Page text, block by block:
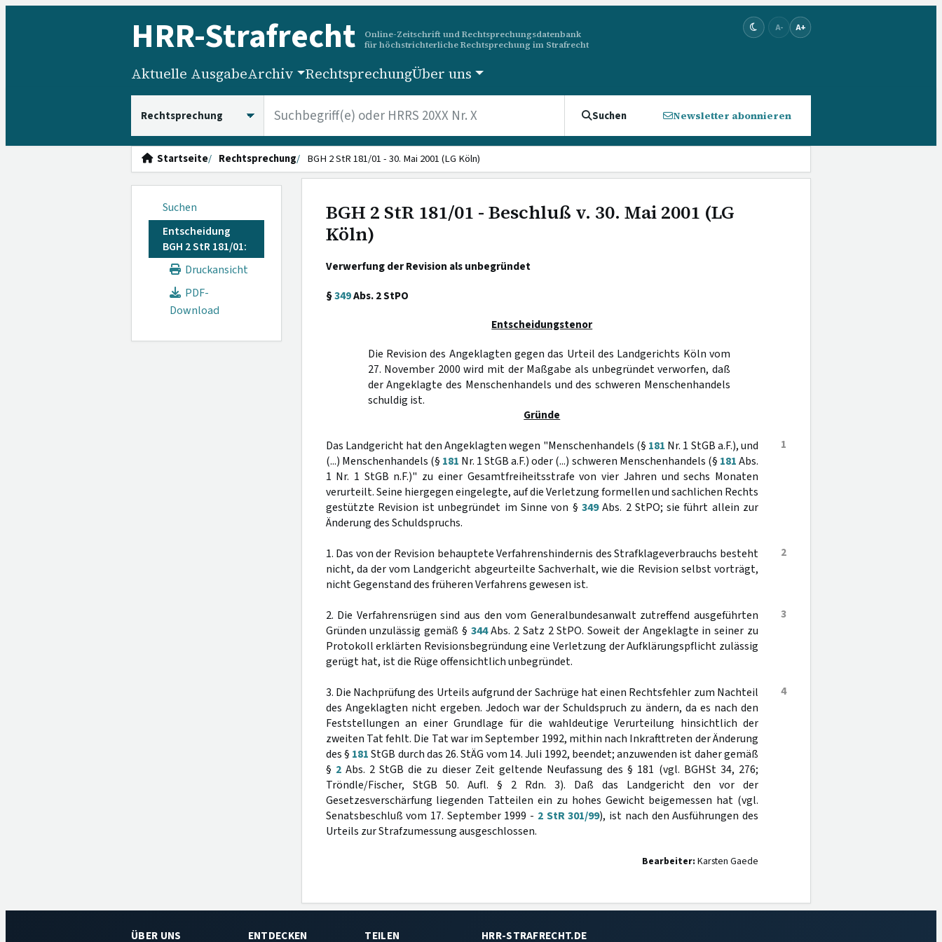
HRR-Strafrecht
Online-Zeitschrift und Rechtsprechungsdatenbank
für höchstrichterliche Rechtsprechung im Strafrecht
A- A+
Aktuelle AusgabeArchiv RechtsprechungÜber uns
Suchen Newsletter abonnieren
Startseite Rechtsprechung BGH 2 StR 181/01 - 30. Mai 2001 (LG Köln)
Suchen
Entscheidung
BGH 2 StR 181/01:
Druckansicht
PDF-
Download
BGH 2 StR 181/01 - Beschluß v. 30. Mai 2001 (LG
Köln)
Verwerfung der Revision als unbegründet
§349Abs. 2 StPO
Entscheidungstenor
Die Revision des Angeklagten gegen das Urteil des Landgerichts Köln vom
27. November 2000 wird mit der Maßgabe als unbegründet verworfen, daß
der Angeklagte des Menschenhandels und des schweren Menschenhandels
schuldig ist.
Gründe
1
Das Landgericht hat den Angeklagten wegen "Menschenhandels (§ 181 Nr. 1 StGB a.F.), und
(...) Menschenhandels (§ 181 Nr. 1 StGB a.F.) oder (...) schweren Menschenhandels (§ 181Abs.
1 Nr. 1 StGB n.F.)" zu einer Gesamtfreiheitsstrafe von vier Jahren und sechs Monaten
verurteilt. Seine hiergegen eingelegte, auf die Verletzung formellen und sachlichen Rechts
gestützte Revision ist unbegründet im Sinne von § 349Abs. 2 StPO; sie führt allein zur
Änderung des Schuldspruchs.
2
1. Das von der Revision behauptete Verfahrenshindernis des Strafklageverbrauchs besteht
nicht, da der vom Landgericht abgeurteilte Sachverhalt, wie die Revision selbst vorträgt,
nicht Gegenstand des früheren Verfahrens gewesen ist.
3
2. Die Verfahrensrügen sind aus den vom Generalbundesanwalt zutreffend ausgeführten
Gründen unzulässig gemäß § 344Abs. 2 Satz 2 StPO. Soweit der Angeklagte in seiner zu
Protokoll erklärten Revisionsbegründung eine Verletzung der Aufklärungspflicht zulässig
gerügt hat, ist die Rüge offensichtlich unbegründet.
4
3. Die Nachprüfung des Urteils aufgrund der Sachrüge hat einen Rechtsfehler zum Nachteil
des Angeklagten nicht ergeben. Jedoch war der Schuldspruch zu ändern, da es nach den
Feststellungen an einer Grundlage für die wahldeutige Verurteilung hinsichtlich der
zweiten Tat fehlt. Die Tat war im September 1992, mithin nach Inkrafttreten der Änderung
des § 181StGB durch das 26. StÄG vom 14. Juli 1992, beendet; anzuwenden ist daher gemäß
§ 2Abs. 2 StGB die zu dieser Zeit geltende Neufassung des § 181 (vgl. BGHSt 34, 276;
Tröndle/Fischer, StGB 50. Aufl. § 2 Rdn. 3). Daß das Landgericht den vor der
Gesetzesverschärfung liegenden Tatteilen ein zu hohes Gewicht beigemessen hat (vgl.
Senatsbeschluß vom 17. September 1999 - 2 StR 301/99), ist nach den Ausführungen des
Urteils zur Strafzumessung ausgeschlossen.
Bearbeiter: Karsten Gaede
ÜBER UNS ENTDECKEN TEILEN HRR-STRAFRECHT.DE